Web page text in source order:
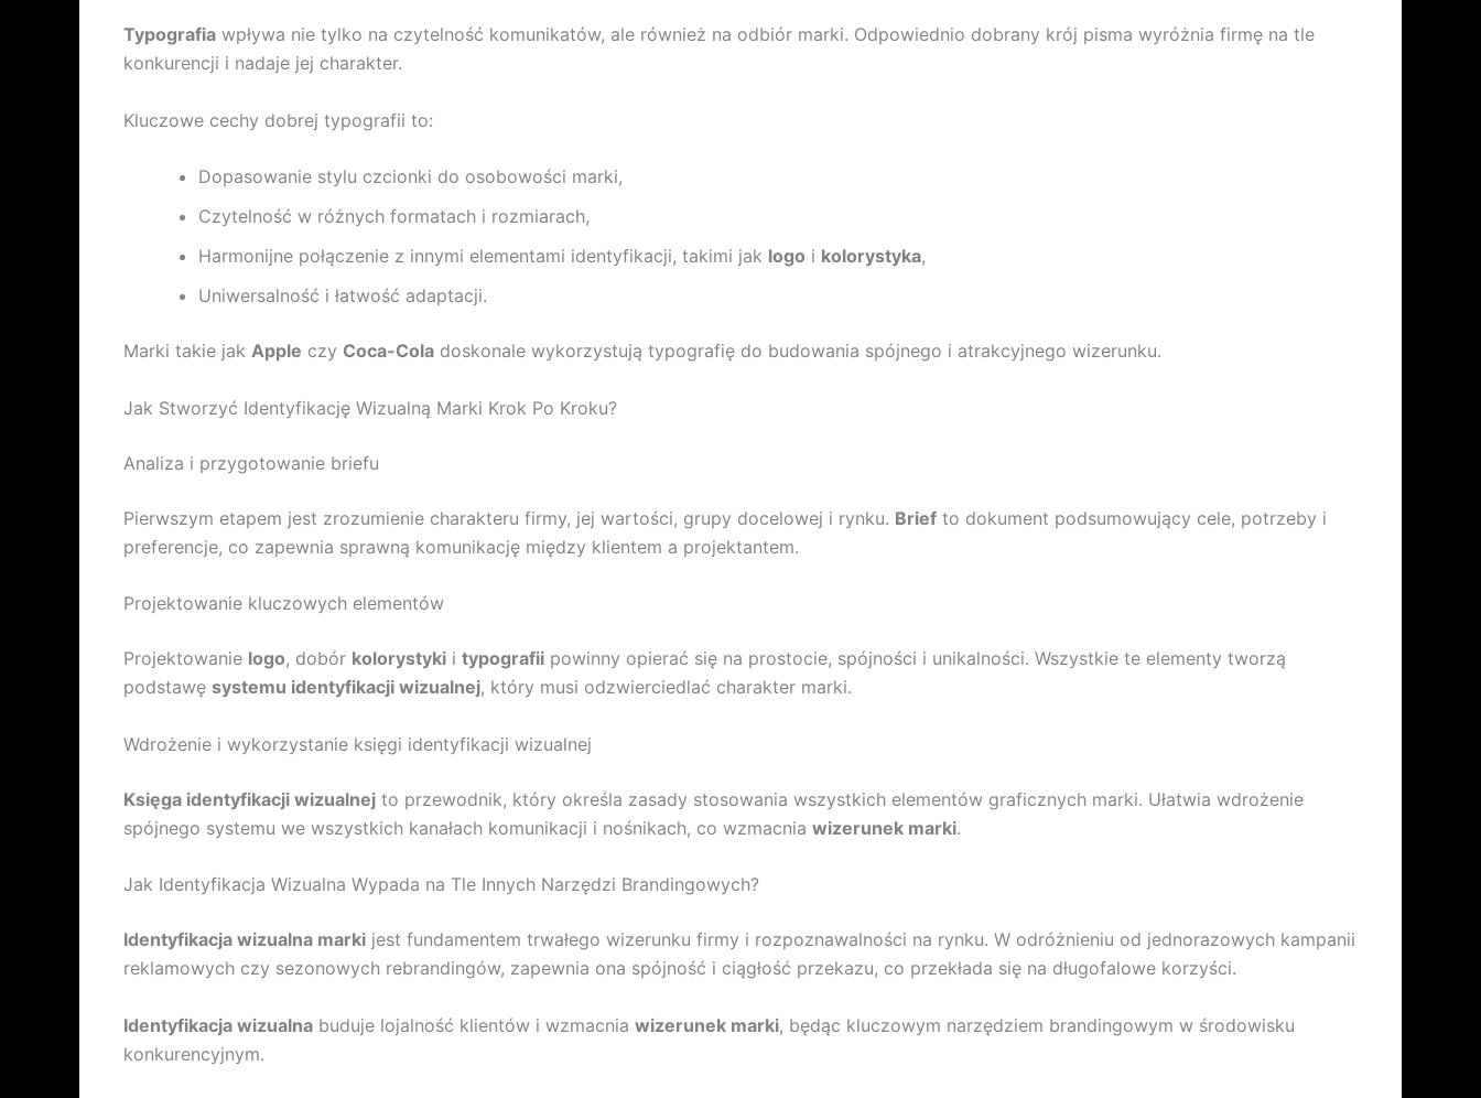
Typografia wpływa nie tylko na czytelność komunikatów, ale również na odbiór marki. Odpowiednio dobrany krój pisma wyróżnia firmę na tle
konkurencji i nadaje jej charakter.
Kluczowe cechy dobrej typografii to:
Dopasowanie stylu czcionki do osobowości marki,
Czytelność w różnych formatach i rozmiarach,
Harmonijne połączenie z innymi elementami identyfikacji, takimi jak logo i kolorystyka,
Uniwersalność i łatwość adaptacji.
Marki takie jak Apple czy Coca-Cola doskonale wykorzystują typografię do budowania spójnego i atrakcyjnego wizerunku.
Jak Stworzyć Identyfikację Wizualną Marki Krok Po Kroku?
Analiza i przygotowanie briefu
Pierwszym etapem jest zrozumienie charakteru firmy, jej wartości, grupy docelowej i rynku. Brief to dokument podsumowujący cele, potrzeby i
preferencje, co zapewnia sprawną komunikację między klientem a projektantem.
Projektowanie kluczowych elementów
Projektowanie logo, dobór kolorystyki i typografii powinny opierać się na prostocie, spójności i unikalności. Wszystkie te elementy tworzą
podstawę systemu identyfikacji wizualnej, który musi odzwierciedlać charakter marki.
Wdrożenie i wykorzystanie księgi identyfikacji wizualnej
Księga identyfikacji wizualnej to przewodnik, który określa zasady stosowania wszystkich elementów graficznych marki. Ułatwia wdrożenie
spójnego systemu we wszystkich kanałach komunikacji i nośnikach, co wzmacnia wizerunek marki.
Jak Identyfikacja Wizualna Wypada na Tle Innych Narzędzi Brandingowych?
Identyfikacja wizualna marki jest fundamentem trwałego wizerunku firmy i rozpoznawalności na rynku. W odróżnieniu od jednorazowych kampanii
reklamowych czy sezonowych rebrandingów, zapewnia ona spójność i ciągłość przekazu, co przekłada się na długofalowe korzyści.
Identyfikacja wizualna buduje lojalność klientów i wzmacnia wizerunek marki, będąc kluczowym narzędziem brandingowym w środowisku
konkurencyjnym.